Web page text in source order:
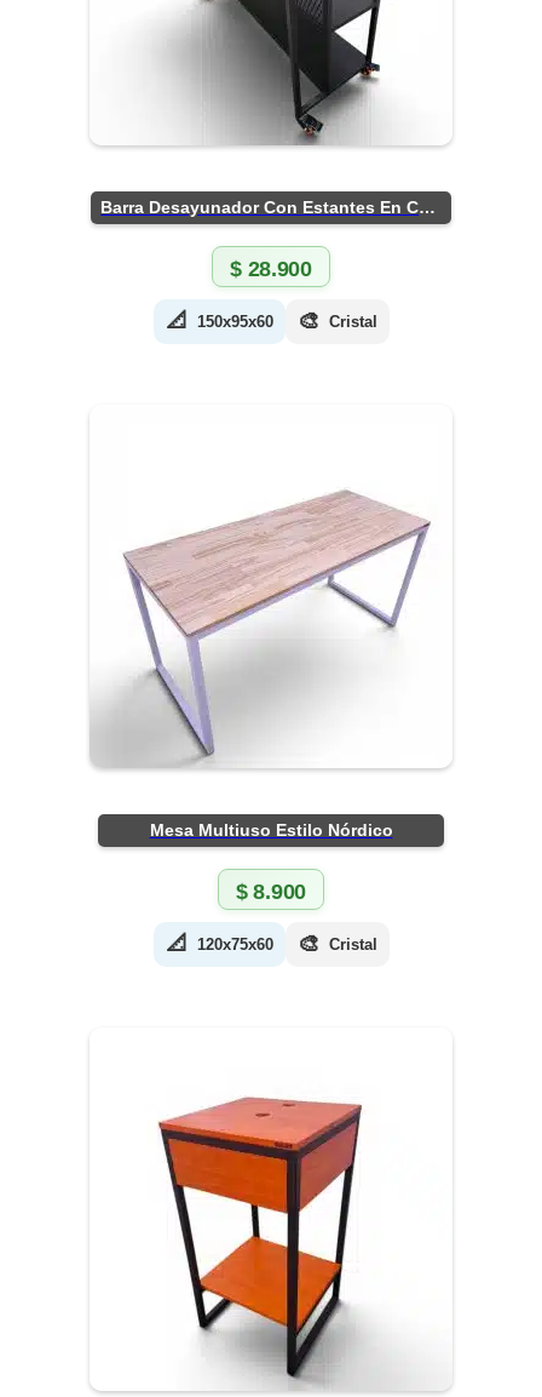
Barra Desayunador Con Estantes En Chapa
$28.900
📐 150x95x60 🎨 Cristal
Mesa Multiuso Estilo Nórdico
$8.900
📐 120x75x60 🎨 Cristal